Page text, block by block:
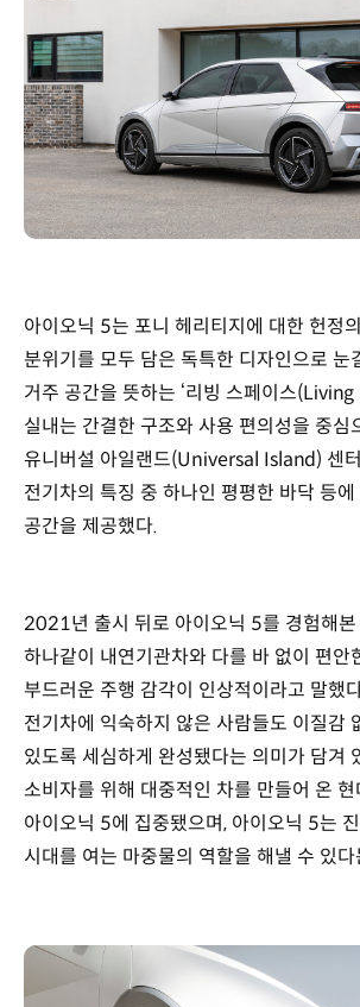
아이오닉 5는 포니 헤리티지에 대한 헌정
분위기를 모두 담은 독특한 디자인으로 눈
거주 공간을 뜻하는 ‘리빙 스페이스(Living
실내는 간결한 구조와 사용 편의성을 중심
유니버설 아일랜드(Universal Island) 센
전기차의 특징 중 하나인 평평한 바닥 등
공간을 제공했다.
2021년 출시 뒤로 아이오닉 5를 경험해본
하나같이 내연기관차와 다를 바 없이 편안
부드러운 주행 감각이 인상적이라고 말했
전기차에 익숙하지 않은 사람들도 이질감
있도록 세심하게 완성됐다는 의미가 담겨
소비자를 위해 대중적인 차를 만들어 온 현
아이오닉 5에 집중됐으며, 아이오닉 5는
시대를 여는 마중물의 역할을 해낼 수 있다